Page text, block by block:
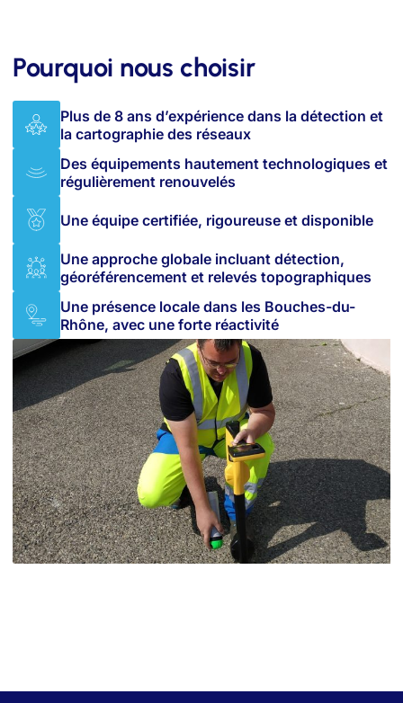
Pourquoi nous choisir
Plus de 8 ans d’expérience dans la détection et
la cartographie des réseaux
Des équipements hautement technologiques et
régulièrement renouvelés
Une équipe certifiée, rigoureuse et disponible
Une approche globale incluant détection,
géoréférencement et relevés topographiques
Une présence locale dans les Bouches-du-
Rhône, avec une forte réactivité